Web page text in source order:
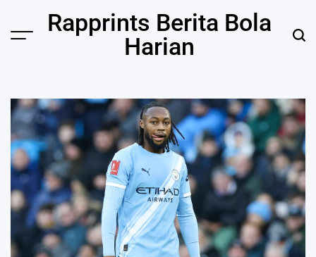
content
Rapprints Berita Bola
Harian